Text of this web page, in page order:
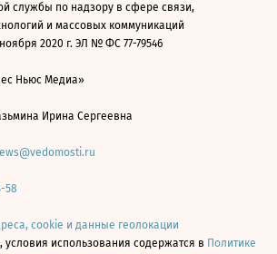
службы по надзору в сфере связи,
и массовых коммуникаций
2020 г. ЭЛ № ФС 77-79546
Ньюс Медиа»
Ирина Сергеевна
58
cookie и данные геолокации
условия использования содержатся в Политике